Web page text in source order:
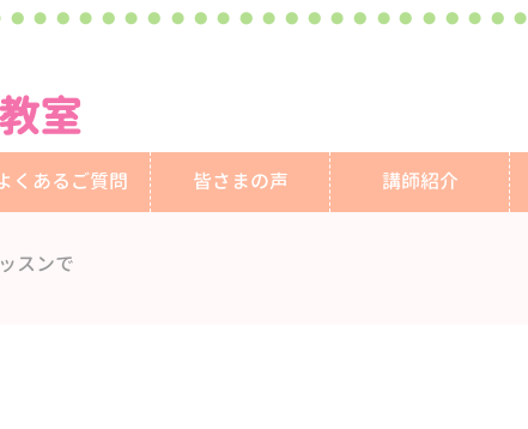
室
くあるご質問 皆さまの声 講師紹介
スンで